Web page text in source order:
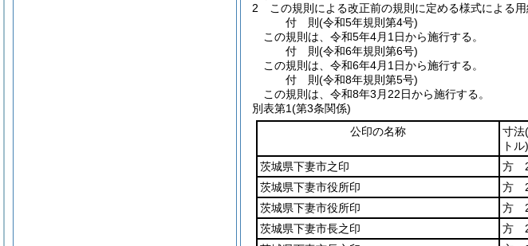
2
この規則による改正前の規則に定める様式による
付 則(令和5年規則第4号)
この規則は、令和5年4月1日から施行する。
付 則(令和6年規則第6号)
この規則は、令和6年4月1日から施行する。
付 則(令和8年規則第5号)
この規則は、令和8年3月22日から施行する。
別表第1(第3条関係)
公印の名称
寸法
トル)
茨城県下妻市之印 方
茨城県下妻市役所印
方
茨城県下妻市役所印
方
茨城県下妻市長之印
方